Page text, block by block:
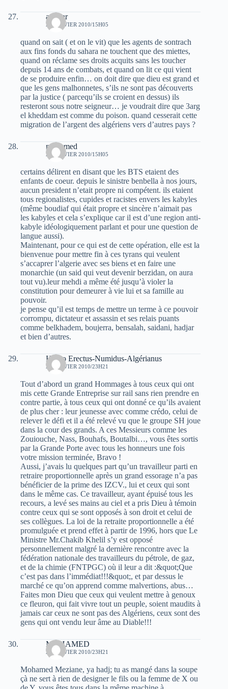
ammar
24 JANVIER 2010/15H05
quand on sait ( et on le vit) que les agents de sontrach
aux fins fonds du sahara ne touchent que des miettes,
quand on réclame ses droits acquits sans les toucher
depuis 14 ans de combats, et quand on lit ce qui vient
de se produire enfin… on doit dire que dieu est grand et
que les gens malhonnetes, s’ils ne sont pas découverts
par la justice ( parcequ’ils se croient en dessus) ils
resteront sous notre seigneur… je voudrait dire que 3arg
el kheddam est comme du poison. quand cesserait cette
migration de l’argent des algériens vers d’autres pays ?
mohamed
24 JANVIER 2010/15H05
certains délirent en disant que les BTS etaient des
enfants de coeur. depuis le sinistre benbella à nos jours,
aucun president n’etait propre ni compétent. ils etaient
tous regionalistes, cupides et racistes envers les kabyles
(même boudiaf qui était propre et sincère n’aimait pas
les kabyles et cela s’explique car il est d’une region anti-
kabyle idéologiquement parlant et pour une question de
langue aussi).
Maintenant, pour ce qui est de cette opération, elle est la
bienvenue pour mettre fin à ces tyrans qui veulent
s’accaprer l’algerie avec ses biens et en faire une
monarchie (un said qui veut devenir berzidan, on aura
tout vu).leur mehdi a même été jusqu’à violer la
constitution pour demeurer à vie lui et sa famille au
pouvoir.
je pense qu’il est temps de mettre un terme à ce pouvoir
corrompu, dictateur et assassin et ses relais puants
comme belkhadem, boujerra, bensalah, saidani, hadjar
et bien d’autres.
Homo Erectus-Numidus-Algérianus
24 JANVIER 2010/23H21
Tout d’abord un grand Hommages à tous ceux qui ont
mis cette Grande Entreprise sur rail sans rien prendre en
contre partie, à tous ceux qui ont donné ce qu’ils avaient
de plus cher : leur jeunesse avec comme crédo, celui de
relever le défi et il a été relevé vu que le groupe SH joue
dans la cour des grands. A ces Messieurs comme les
Zouiouche, Nass, Bouhafs, Boutalbi…, vous êtes sortis
par la Grande Porte avec tous les honneurs une fois
votre mission terminée, Bravo !
Aussi, j’avais lu quelques part qu’un travailleur parti en
retraire proportionnelle après un grand essorage n’a pas
bénéficier de la prime des IZCV., lui et ceux qui sont
dans le même cas. Ce travailleur, ayant épuisé tous les
recours, a levé ses mains au ciel et a pris Dieu à témoin
contre ceux qui se sont opposés à son droit et celui de
ses collègues. La loi de la retraite proportionnelle a été
promulguée et prend effet à partir de 1996, hors que Le
Ministre Mr.Chakib Khelil s’y est opposé
personnellement malgré la dernière rencontre avec la
fédération nationale des travailleurs du pétrole, de gaz,
et de la chimie (FNTPGC) où il leur a dit :&quot;Que
c’est pas dans l’immédiat!!!&quot;, et par dessus le
marché ce qu’on apprend comme malvertions, abus…
Faites mon Dieu que ceux qui veulent mettre à genoux
ce fleuron, qui fait vivre tout un peuple, soient maudits à
jamais car ceux ne sont pas des Algériens, ceux sont des
gens qui ont vendu leur âme au Diable!!!
MOHAMED
24 JANVIER 2010/23H21
Mohamed Meziane, ya hadj; tu as mangé dans la soupe
çà ne sert à rien de designer le fils ou la femme de X ou